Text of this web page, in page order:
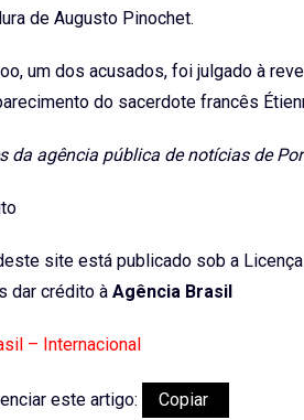
de Augusto Pinochet.
um dos acusados, foi julgado à
do sacerdote francês
da agência pública de notícias de
site está publicado sob a
dar crédito à Agência Brasil
– Internacional
este artigo:
Copiar